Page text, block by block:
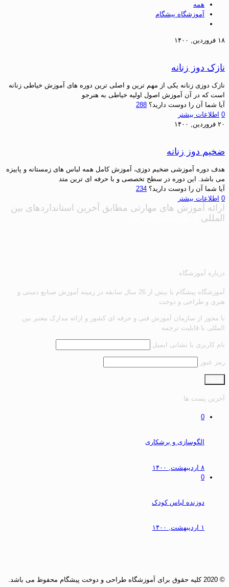
همه
آموزشگاه پیشگام
۱۸ فروردین, ۱۴۰۰
نازک دوز زنانه
نازک دوزی زنانه یکی از مهم ترین و اصلی ترین دوره های آموزش خیاطی زنانه
است که در آن آموزش اصول اولیه خیاطی به هنرجو
آیا شما آن را دوست دارید؟ 288
0 اطلاعات بیشتر
۲۰ فروردین, ۱۴۰۰
ضخیم دوز زنانه
هدف دوره آموزشی ضخیم دوزی، آموزش کامل همه لباس های زمستانه و پاییزه
می باشد. این دوره در سطح تخصصی و با حرفه ای ترین متد
آیا شما آن را دوست دارید؟ 234
0 اطلاعات بیشتر
ارائه آموزش های مهارتی مطابق آخرین استانداردهای بین
المللی
درباره آموزشگاه
آموزشگاه پیشگام با بیش از 26 سال سابقه در زمینه آموزش صنایع دستی و
هنری و طراحی و دوخت
با مجوز از سازمان آموزش فنی و حرفه ای کشور و ارائه مدارک معتبر بین
المللی با قابلیت ترجمه
نام کاربری یا نشانی ایمیل
رمز عبور
آخرین پست ها
0
الگوسازی و برشکاری
۸ اردیبهشت, ۱۴۰۰
0
دوزنده لباس کودک
۱ اردیبهشت, ۱۴۰۰
© 2020 کلیه حقوق برای آموزشگاه طراحی و دوخت پیشگام محفوظ می باشد.